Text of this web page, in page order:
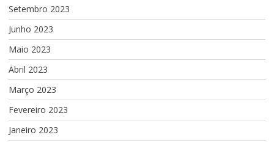
Setembro 2023
Junho 2023
Maio 2023
Abril 2023
Março 2023
Fevereiro 2023
Janeiro 2023